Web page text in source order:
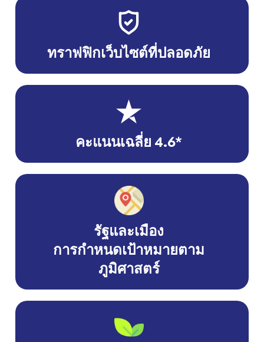
ทราฟฟิกเว็บไซต์ที่ปลอดภัย
คะแนนเฉลี่ย 4.6*
รัฐและเมือง
การกำหนดเป้าหมายตาม
ภูมิศาสตร์